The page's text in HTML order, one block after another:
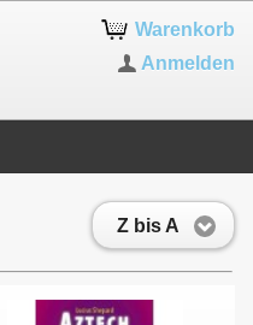
Warenkorb
Anmelden
Z bis A